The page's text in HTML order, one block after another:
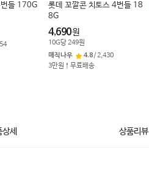
들 170G
롯데 꼬깔콘 치토스 4번들 18
8G
4,690원
10G당249원
매직나우
4.8/2,430
3만원↑무료배송
세 상품리뷰